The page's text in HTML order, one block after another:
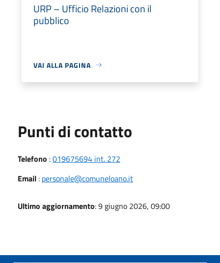
URP – Ufficio Relazioni con il
pubblico
VAI ALLA PAGINA
Punti di contatto
Telefono :019675694 int. 272
Email : personale@comuneloano.it
Ultimo aggiornamento: 9 giugno 2026, 09:00